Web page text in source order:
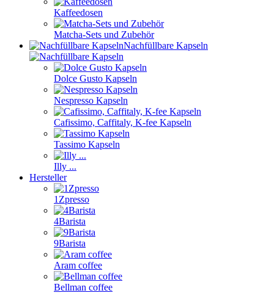
Kaffeedosen
Matcha-Sets und Zubehör
Nachfüllbare Kapseln
Dolce Gusto Kapseln
Nespresso Kapseln
Cafissimo, Caffitaly, K-fee Kapseln
Tassimo Kapseln
Illy ...
Hersteller
1Zpresso
4Barista
9Barista
Aram coffee
Bellman coffee